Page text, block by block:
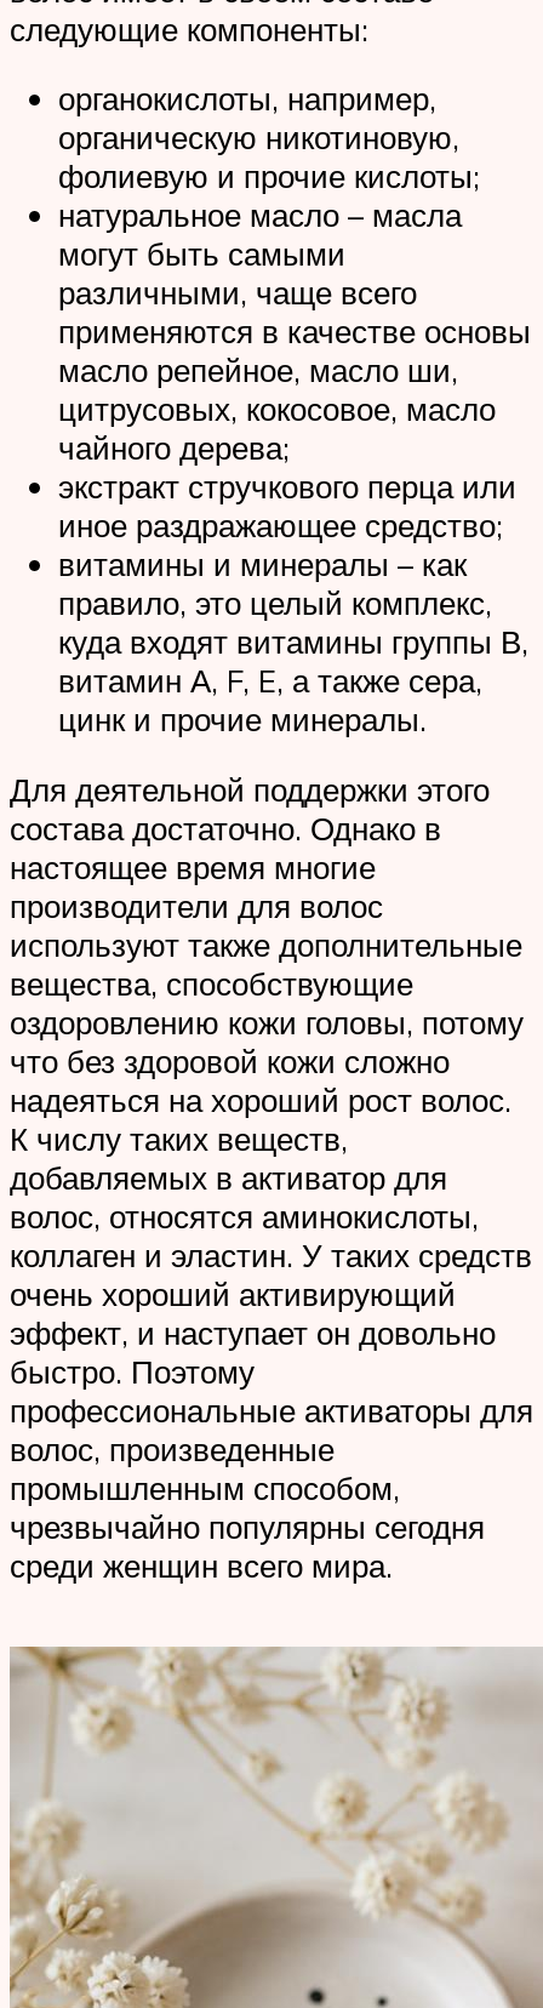
следующие компоненты:
органокислоты, например,
органическую никотиновую,
фолиевую и прочие кислоты;
натуральное масло – масла
могут быть самыми
различными, чаще всего
применяются в качестве основы
масло репейное, масло ши,
цитрусовых, кокосовое, масло
чайного дерева;
экстракт стручкового перца или
иное раздражающее средство;
витамины и минералы – как
правило, это целый комплекс,
куда входят витамины группы В,
витамин А, F, E, а также сера,
цинк и прочие минералы.
Для деятельной поддержки этого
состава достаточно. Однако в
настоящее время многие
производители для волос
используют также дополнительные
вещества, способствующие
оздоровлению кожи головы, потому
что без здоровой кожи сложно
надеяться на хороший рост волос.
К числу таких веществ,
добавляемых в активатор для
волос, относятся аминокислоты,
коллаген и эластин. У таких средств
очень хороший активирующий
эффект, и наступает он довольно
быстро. Поэтому
профессиональные активаторы для
волос, произведенные
промышленным способом,
чрезвычайно популярны сегодня
среди женщин всего мира.